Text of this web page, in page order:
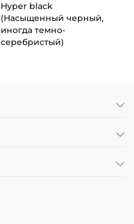
Hyper black
(Насыщенный черный,
иногда темно-
серебристый)